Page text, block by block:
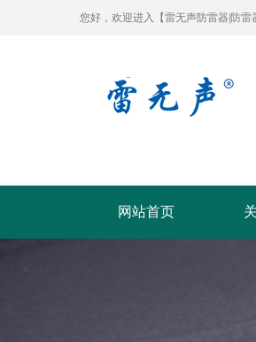
您好，欢迎进入【雷无声防雷器|防雷
网站首页